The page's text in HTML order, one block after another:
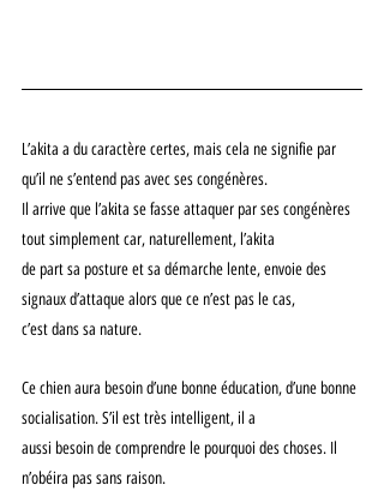
L’akita a du caractère certes, mais cela ne signifie par
qu’il ne s’entend pas avec ses congénères.
Il arrive que l’akita se fasse attaquer par ses congénères
tout simplement car, naturellement, l’akita
de part sa posture et sa démarche lente, envoie des
signaux d’attaque alors que ce n’est pas le cas,
c’est dans sa nature.
Ce chien aura besoin d’une bonne éducation, d’une bonne
socialisation. S’il est très intelligent, il a
aussi besoin de comprendre le pourquoi des choses. Il
n’obéira pas sans raison.